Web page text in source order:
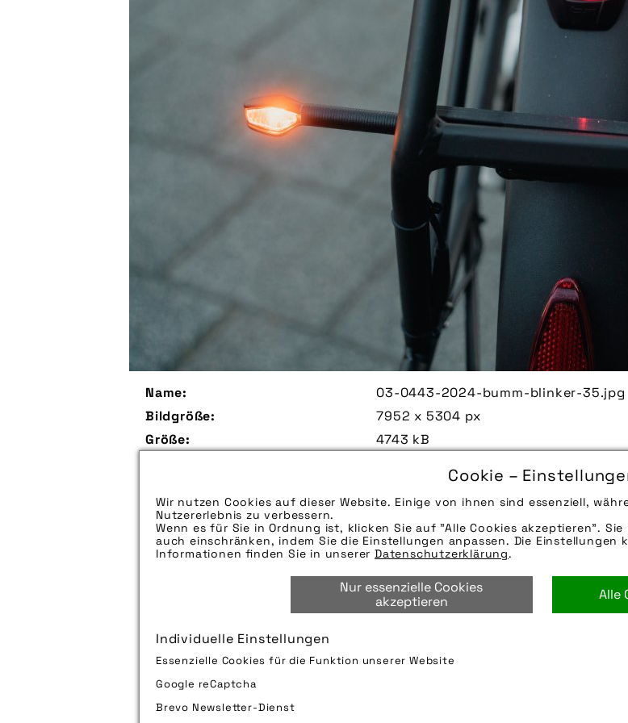
Cookie –
Wir nutzen Cookies auf dieser Website. Einige von ihnen sind essenziell,
Nutzererlebnis zu verbessern.
Wenn es für Sie in Ordnung ist, klicken Sie auf "Alle Cookies akzeptieren".
auch einschränken, indem Sie die Einstellungen anpassen. Die Einstellungen
Informationen finden Sie in unsererDatenschutzerklärung.
Nur essenzielle Cookies
akzeptieren
Alle
Individuelle Einstellungen
Essenzielle Cookies für die Funktion unserer Website
Google reCaptcha
Brevo Newsletter-Dienst
Name:
03-0443-2024-bumm-blinker-35.jpg
Bildgröße:
7952 x 5304 px
Größe:
4743 kB
Die Bildunterschrift wird in Bälde
Mail oder Telefon kontaktieren, wir
Zu verwendender Bildnachweis:
Quelle/Source [´www.bumm.de | pd-
Technik-Info:
Hinweise zur weiteren Recherche:
Hersteller: Busch + Müller
beleuchtung,blinker,bumm,busch
Bild downloaden